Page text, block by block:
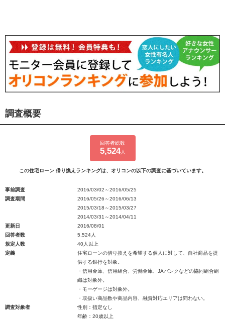
調査概要
回答者総数
5,524人
この住宅ローン 借り換えランキングは、オリコンの以下の調査に基づいています。
事前調査
2016/03/02～2016/05/25
調査期間
2016/05/26～2016/06/13
2015/03/18～2015/03/27
2014/03/31～2014/04/11
更新日
2016/08/01
回答者数
5,524人
規定人数
40人以上
定義
住宅ローンの借り換えを希望する個人に対して、自社商品を提
供する銀行を対象。
・信用金庫、信用組合、労働金庫、JAバンクなどの協同組合組
織は対象外。
・モーゲージは対象外。
・取扱い商品数や商品内容、融資対応エリアは問わない。
調査対象者
性別：指定なし
年齢：20歳以上